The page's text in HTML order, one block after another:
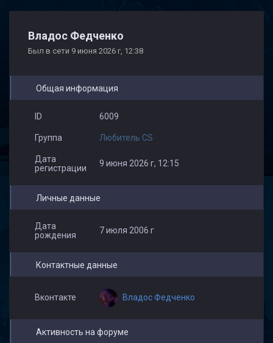
Владос Федченко
Был в сети 9 июня 2026 г, 12:38
Общая информация
ID 6009
Группа Любитель CS
Дата
регистрации
9 июня 2026 г, 12:15
Личные данные
Дата
рождения
7 июля 2006 г
Контактные данные
Вконтакте Владос Федченко
Активность на форуме